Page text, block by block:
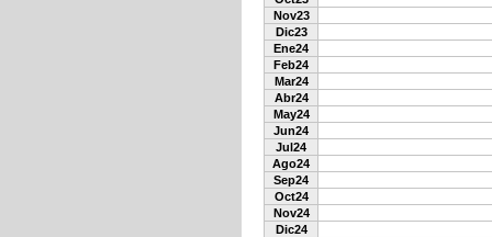
Nov23
Dic23
Ene24
Feb24
Mar24
Abr24
May24
Jun24
Jul24
Ago24
Sep24
Oct24
Nov24
Dic24